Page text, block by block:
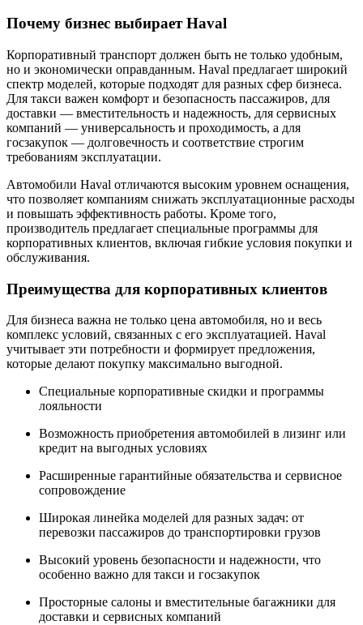
Почему бизнес выбирает Haval
Корпоративный транспорт должен быть не только удобным,
но и экономически оправданным. Haval предлагает широкий
спектр моделей, которые подходят для разных сфер бизнеса.
Для такси важен комфорт и безопасность пассажиров, для
доставки — вместительность и надежность, для сервисных
компаний — универсальность и проходимость, а для
госзакупок — долговечность и соответствие строгим
требованиям эксплуатации.
Автомобили Haval отличаются высоким уровнем оснащения,
что позволяет компаниям снижать эксплуатационные расходы
и повышать эффективность работы. Кроме того,
производитель предлагает специальные программы для
корпоративных клиентов, включая гибкие условия покупки и
обслуживания.
Преимущества для корпоративных клиентов
Для бизнеса важна не только цена автомобиля, но и весь
комплекс условий, связанных с его эксплуатацией. Haval
учитывает эти потребности и формирует предложения,
которые делают покупку максимально выгодной.
Специальные корпоративные скидки и программы
лояльности
Возможность приобретения автомобилей в лизинг или
кредит на выгодных условиях
Расширенные гарантийные обязательства и сервисное
сопровождение
Широкая линейка моделей для разных задач: от
перевозки пассажиров до транспортировки грузов
Высокий уровень безопасности и надежности, что
особенно важно для такси и госзакупок
Просторные салоны и вместительные багажники для
доставки и сервисных компаний